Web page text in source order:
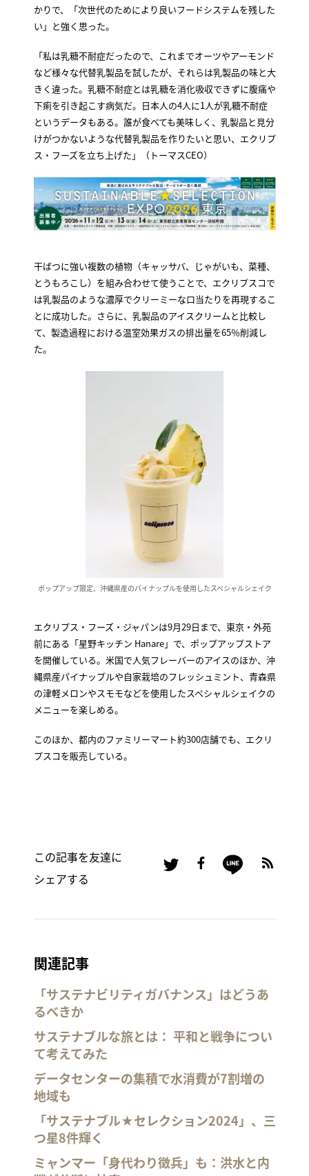
かりで、「次世代のためにより良いフードシステムを残した
い」と強く思った。
「私は乳糖不耐症だったので、これまでオーツやアーモンド
など様々な代替乳製品を試したが、それらは乳製品の味と大
きく違った。乳糖不耐症とは乳糖を消化吸収できずに腹痛や
下痢を引き起こす病気だ。日本人の4人に1人が乳糖不耐症
というデータもある。誰が食べても美味しく、乳製品と見分
けがつかないような代替乳製品を作りたいと思い、エクリプ
ス・フーズを立ち上げた」（トーマスCEO）
干ばつに強い複数の植物（キャッサバ、じゃがいも、菜種、
とうもろこし）を組み合わせて使うことで、エクリプスコで
は乳製品のような濃厚でクリーミーな口当たりを再現するこ
とに成功した。さらに、乳製品のアイスクリームと比較し
て、製造過程における温室効果ガスの排出量を65％削減し
た。
ポップアップ限定、沖縄県産のパイナップルを使用したスペシャルシェイク
エクリプス・フーズ・ジャパンは9月29日まで、東京・外苑
前にある「星野キッチン Hanare」で、ポップアップストア
を開催している。米国で人気フレーバーのアイスのほか、沖
縄県産パイナップルや自家栽培のフレッシュミント、青森県
の津軽メロンやスモモなどを使用したスペシャルシェイクの
メニューを楽しめる。
このほか、都内のファミリーマート約300店舗でも、エクリ
プスコを販売している。
この記事を友達に
シェアする
関連記事
「サステナビリティガバナンス」はどうあ
るべきか
サステナブルな旅とは： 平和と戦争につい
て考えてみた
データセンターの集積で水消費が7割増の
地域も
「サステナブル★セレクション2024」、三
つ星8件輝く
ミャンマー「身代わり徴兵」も：洪水と内